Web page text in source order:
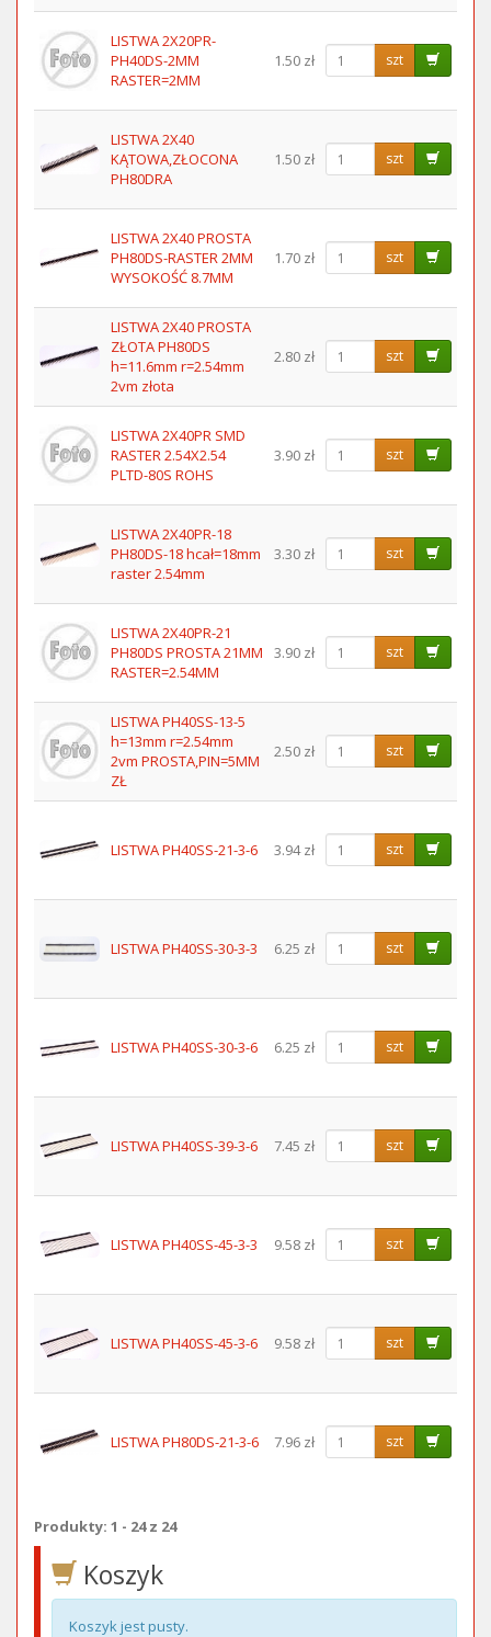
LISTWA 2X20PR-
PH40DS-2MM
RASTER=2MM
1.50 zł szt
LISTWA 2X40
KĄTOWA,ZŁOCONA
PH80DRA
1.50 zł szt
LISTWA 2X40 PROSTA
PH80DS-RASTER 2MM
WYSOKOŚĆ 8.7MM
1.70 zł szt
LISTWA 2X40 PROSTA
ZŁOTA PH80DS
h=11.6mm r=2.54mm
2vm złota
2.80 zł szt
LISTWA 2X40PR SMD
RASTER 2.54X2.54
PLTD-80S ROHS
3.90 zł szt
LISTWA 2X40PR-18
PH80DS-18 hcał=18mm
raster 2.54mm
3.30 zł szt
LISTWA 2X40PR-21
PH80DS PROSTA 21MM
RASTER=2.54MM
3.90 zł szt
LISTWA PH40SS-13-5
h=13mm r=2.54mm
2vm PROSTA,PIN=5MM
ZŁ
2.50 zł szt
LISTWA PH40SS-21-3-6 3.94 zł szt
LISTWA PH40SS-30-3-3 6.25 zł szt
LISTWA PH40SS-30-3-6 6.25 zł szt
LISTWA PH40SS-39-3-6 7.45 zł szt
LISTWA PH40SS-45-3-3 9.58 zł szt
LISTWA PH40SS-45-3-6 9.58 zł szt
LISTWA PH80DS-21-3-6 7.96 zł szt
Produkty: 1 - 24 z 24
Koszyk
Koszyk jest pusty.